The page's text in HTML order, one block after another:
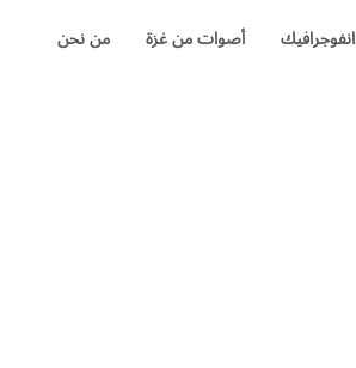
انفوجرافيك أصوات من غزة من نحن